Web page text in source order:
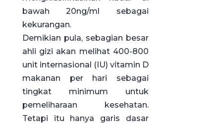
bawah 20ng/ml sebagai
kekurangan.
Demikian pula, sebagian besar
ahli gizi akan melihat 400-800
unit internasional (IU) vitamin D
makanan per hari sebagai
tingkat minimum untuk
pemeliharaan kesehatan.
Tetapi itu hanya garis dasar